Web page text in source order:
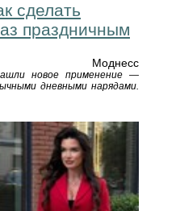
сделать
праздничным
Моднесс
новое применение —
дневными нарядами.